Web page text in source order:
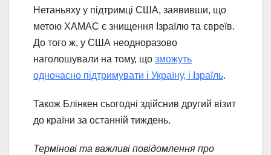
Нетаньяху у підтримці США, заявивши, що
метою ХАМАС є знищення Ізраїлю та євреїв.
До того ж, у США неодноразово
наголошували на тому, що зможуть
одночасно підтримувати і Україну, і Ізраїль.
Також Блінкен сьогодні здійснив другий візит
до країни за останній тиждень.
Термінові та важливі повідомлення про